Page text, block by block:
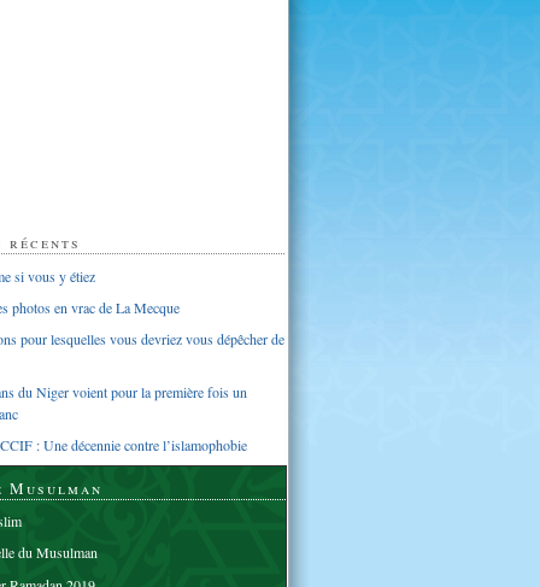
si vous y étiez
photos en vrac de La Mecque
pour lesquelles vous devriez vous dépêcher de
du Niger voient pour la première fois un
: Une décennie contre l’islamophobie
Musulman
du Musulman